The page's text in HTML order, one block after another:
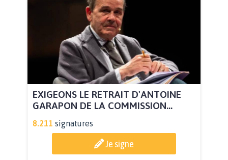
EXIGEONS LE RETRAIT D'ANTOINE
GARAPON DE LA COMMISSION...
8.211 signatures
Je signe